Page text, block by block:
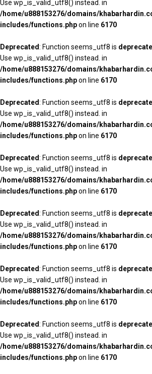
Use wp_is_valid_utf8() instead. in
/home/u888153276/domains/
includes/functions.phpon line 6170
Deprecated: Function seems_utf8 is
Use wp_is_valid_utf8() instead. in
/home/u888153276/domains/
includes/functions.phpon line 6170
Deprecated: Function seems_utf8 is
Use wp_is_valid_utf8() instead. in
/home/u888153276/domains/
includes/functions.phpon line 6170
Deprecated: Function seems_utf8 is
Use wp_is_valid_utf8() instead. in
/home/u888153276/domains/
includes/functions.phpon line 6170
Deprecated: Function seems_utf8 is
Use wp_is_valid_utf8() instead. in
/home/u888153276/domains/
includes/functions.phpon line 6170
Deprecated: Function seems_utf8 is
Use wp_is_valid_utf8() instead. in
/home/u888153276/domains/
includes/functions.phpon line 6170
Deprecated: Function seems_utf8 is
Use wp_is_valid_utf8() instead. in
/home/u888153276/domains/
includes/functions.phpon line 6170